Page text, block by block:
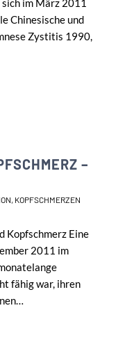
im März 2011
Chinesische und
Zystitis 1990,
–
, KOPFSCHMERZEN
Kopfschmerz Eine
2011 im
fähig war, ihren